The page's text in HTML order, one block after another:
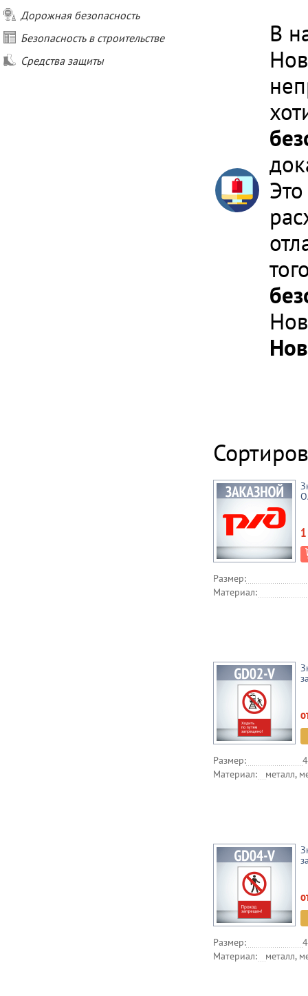
Дорожная безопасность
Безопасность в строительстве
Средства защиты
В
Размер:
Материал:
Размер:
Материал:
металл,
Размер:
Материал:
металл,